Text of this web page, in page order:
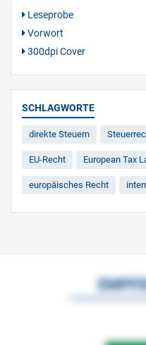
Leseprobe
Vorwort
300dpi Cover
SCHLAGWORTE
direkte Steuern
EU-Recht European Tax
europäisches Recht